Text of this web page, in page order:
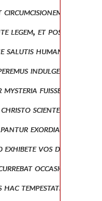
factam
et post legem,
humanae, deum
indulgentiae
fuisse
christo scientes quia
exordia? ubi
vos deo,
occasio ut
tempestate fidem